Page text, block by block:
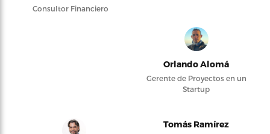
Consultor Financiero
Orlando Alomá
Gerente de Proyectos en un
Startup
Tomás Ramírez